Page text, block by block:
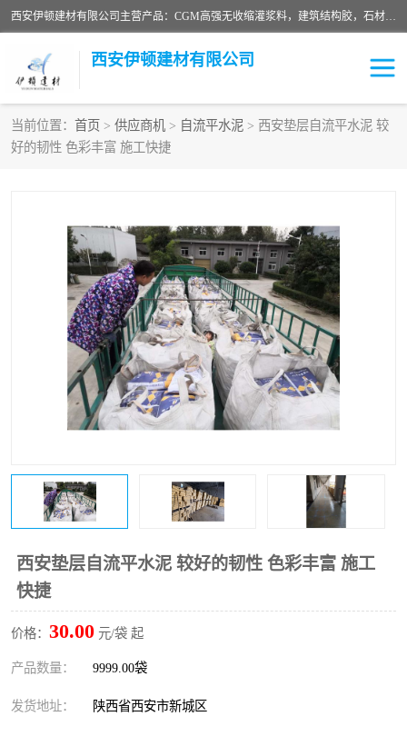
西安伊顿建材有限公司主营产品：CGM高强无收缩灌浆料，建筑结构胶，石材粘合剂，柔性防水材料，环氧修补砂浆等在各个行业得到了客户认可。
西安伊顿建材有限公司
当前位置： 首页 > 供应商机 > 自流平水泥 > 西安垫层自流平水泥 较
好的韧性 色彩丰富 施工快捷
西安垫层自流平水泥 较好的韧性 色彩丰富 施工
快捷
价格： 30.00 元/袋 起
产品数量： 9999.00袋
发货地址： 陕西省西安市新城区
灌浆料
自流平水泥 水泥路面修补材料
瓷砖粘合剂 沥青冷补料
高延性混凝土 速凝剂
碳纤维布 金刚砂
桥梁伸缩缝快速修补料 防静电不发火砂浆
膨胀剂 混凝土防碳化涂料
融雪剂